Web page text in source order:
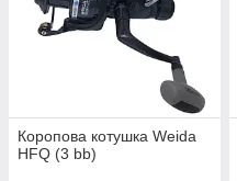
Коропова котушка Weida
HFQ (3 bb)